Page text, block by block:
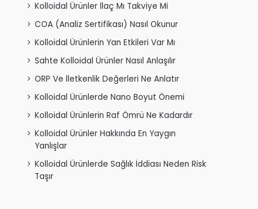
Kolloidal Ürünler İlaç Mı Takviye Mi
COA (Analiz Sertifikası) Nasıl Okunur
Kolloidal Ürünlerin Yan Etkileri Var Mı
Sahte Kolloidal Ürünler Nasıl Anlaşılır
ORP Ve İletkenlik Değerleri Ne Anlatır
Kolloidal Ürünlerde Nano Boyut Önemi
Kolloidal Ürünlerin Raf Ömrü Ne Kadardır
Kolloidal Ürünler Hakkında En Yaygın
Yanlışlar
Kolloidal Ürünlerde Sağlık İddiası Neden Risk
Taşır